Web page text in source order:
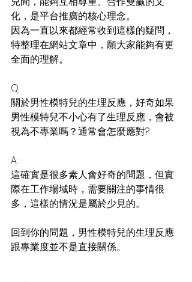
化，是平台推廣的核心理念。
因為一直以來都經常收到這樣的疑問，
特整理在網站文章中，願大家能夠有更
全面的理解。
Q:
關於男性模特兒的生理反應，好奇如果
男性模特兒不小心有了生理反應，會被
視為不專業嗎？通常會怎麼應對?
A:
這確實是很多素人會好奇的問題，但實
際在工作場域時，需要關注的事情很
多，這樣的情況是屬於少見的。
回到你的問題，男性模特兒的生理反應
跟專業度並不是直接關係。